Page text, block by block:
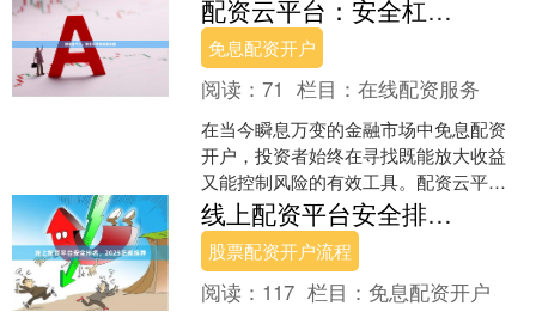
莫过于：**保定股票配资....
配资云平台：安全杠杆投资新选择
免息配资开户
阅读：71 栏目：在线配资服务
在当今瞬息万变的金融市场中免息配资
开户，投资者始终在寻找既能放大收益
又能控制风险的有效工具。配资云平台
作为一种创新的金融服务模式，正逐渐
成为投资者实现杠杆投资的....
线上配资平台安全排名，2025正规推荐
股票配资开户流程
阅读： 117 栏目： 免息配资开户